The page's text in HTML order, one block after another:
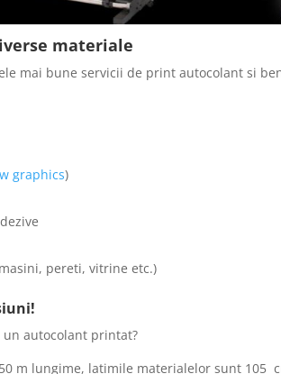
materiale
mai bune servicii de print autocolant si
graphics)
pereti, vitrine etc.)
autocolant printat?
m lungime, latimile materialelor sunt 105